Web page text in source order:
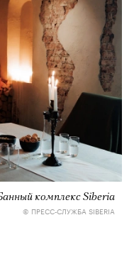
комплекс Siberia
© ПРЕСС-СЛУЖБА SIBERIA